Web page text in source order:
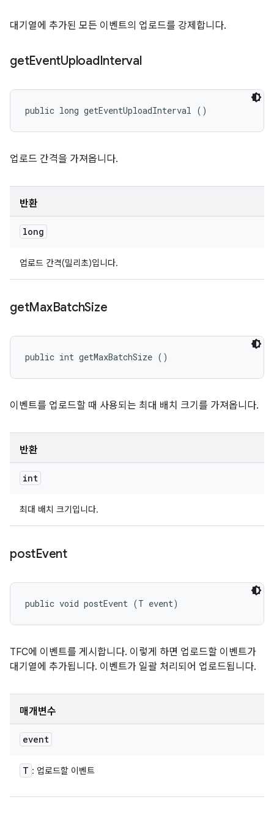
대기열에 추가된 모든 이벤트의 업로드를 강제합니다.
getEventUploadInterval
public long getEventUploadInterval ()
업로드 간격을 가져옵니다.
반환
long
업로드 간격(밀리초)입니다.
getMaxBatchSize
public int getMaxBatchSize ()
이벤트를 업로드할 때 사용되는 최대 배치 크기를 가져옵니다.
반환
int
최대 배치 크기입니다.
postEvent
public void postEvent (T event)
TFC에 이벤트를 게시합니다. 이렇게 하면 업로드할 이벤트가
대기열에 추가됩니다. 이벤트가 일괄 처리되어 업로드됩니다.
매개변수
event
T : 업로드할 이벤트